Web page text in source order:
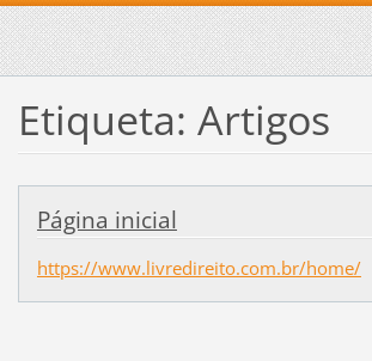
Etiqueta: Artigos
Página inicial
https://www.livredireito.com.br/home/